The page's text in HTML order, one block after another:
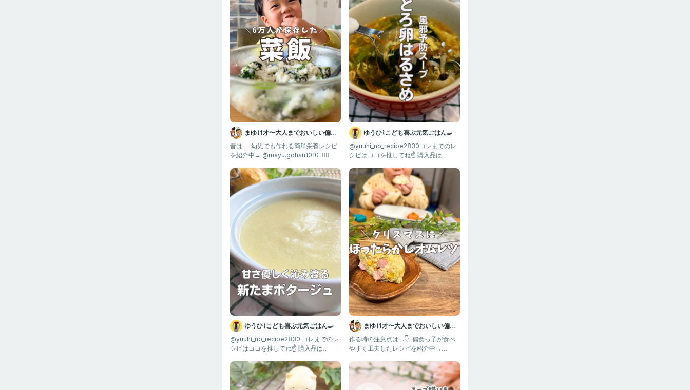
♢片栗粉････････大さじ１
♢水････････････大さじ１
・鶏がら････････大さじ１
・白炒りごま････適量
大人は
・塩こしょう
・ごま油
・ネギ
などで味足ししてね💗
✎𓂃作 り 方𓂃𓂃𓂃𓂃𓂃𓂃𓂃𓂃𓂃𓂃𓂃𓂃𓂃𓂃𓂃𓂃
①鍋に水を入れ、沸かす
②小松菜は根本を切り落とし、よく洗う。ハサミで茎の部分を１cm幅
に切る。（葉は別の料理に😊）
③①に②、わかめ、鶏がらを入れて煮る。小松菜が柔らかくなったら、
一度火を止める（ポイント！）
④よく溶いた片栗粉と水をゆっくり流し入れ、よく混ぜてもう一度火を
つける。
⑤しっかり沸騰（←ポイント！）したら、よく溶いた卵をゆっくり流し
入れ、１０秒ほど混ぜずに待つ。
⑥卵が固って浮き上がってきたら、お玉で大きく混ぜる。
✎𓂃その他ポ イ ン ト𓂃𓂃𓂃𓂃𓂃𓂃𓂃𓂃𓂃𓂃𓂃𓂃𓂃𓂃𓂃𓂃
・１歳半〜食べられるよう、うす味です。味見をして、必要なら塩胡椒
やごま油、鶏ガラを足してください☺️
・鶏がらスープは「YOUKI やさしい味わいのガラスープ」を使用。
まゆ⌇1才〜大人までおいしい偏食
改善レシピ ｜ 幼児食
昔は… ⁡ 幼児でも作れる簡単栄養レシピ
を紹介中→ @mayu.gohan1010 ⁡ 💁‍♀️
ゆうひ⌇こども喜ぶ元気ごはん🍳
@yuuhi_no_recipe2830 コレまでのレ
シピはココを推してね☝️ 購入品は
ゆうひ⌇こども喜ぶ元気ごはん🍳
@yuuhi_no_recipe2830コレまでのレ
シピはココを推してね☝️ 購入品は
まゆ⌇1才〜大人までおいしい偏食
改善レシピ ｜ 幼児食
作る時の注意点は…👇 ⁡ 偏食っ子が食べ
やすく工夫したレシピを紹介中→